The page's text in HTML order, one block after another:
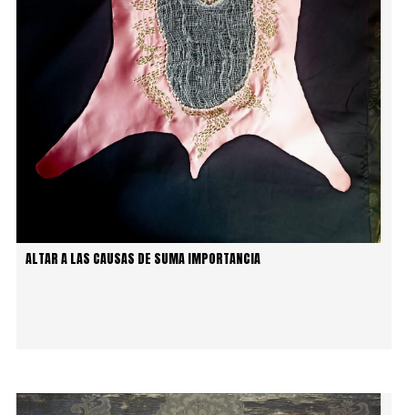
ALTAR A LAS CAUSAS DE SUMA IMPORTANCIA